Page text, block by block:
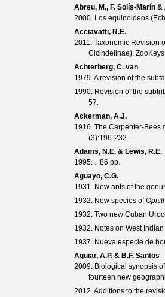
Abreu, M., F. Solís-Marín
2000. Los equinoideos
Acciavatti, R.E.
2011. Taxonomic Revision
Cicindelinae). ZooKeys
Achterberg, C. van
1979. A revision of the
1990. Revision of the
57.
Ackerman, A.J.
1916. The Carpenter-Bees
(3):196-232.
Adams, N.E. & Lewis, R.E.
1995. . :86 pp.
Aguayo, C.G.
1931. New ants of the
1932. New species of
1932. Two new Cuban
1932. Notes on West
1937. Nueva especie de
Aguiar, A.P. & B.F. Santos
2009. Biological synopsis
fourteen new
2012. Additions to the